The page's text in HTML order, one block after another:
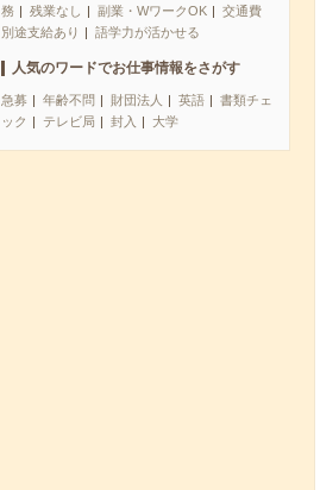
務
残業なし 副業・WワークOK
交通費
別途支給あり
語学力が活かせる
人気のワードでお仕事情報をさがす
急募 年齢不問 財団法人 英語
書類チェ
ック
テレビ局 封入 大学